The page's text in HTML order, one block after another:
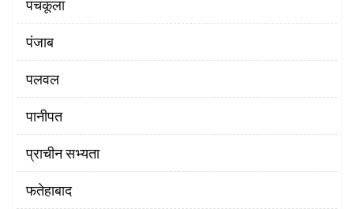
पंचकूला
पंजाब
पलवल
पानीपत
प्राचीन सभ्यता
फतेहाबाद